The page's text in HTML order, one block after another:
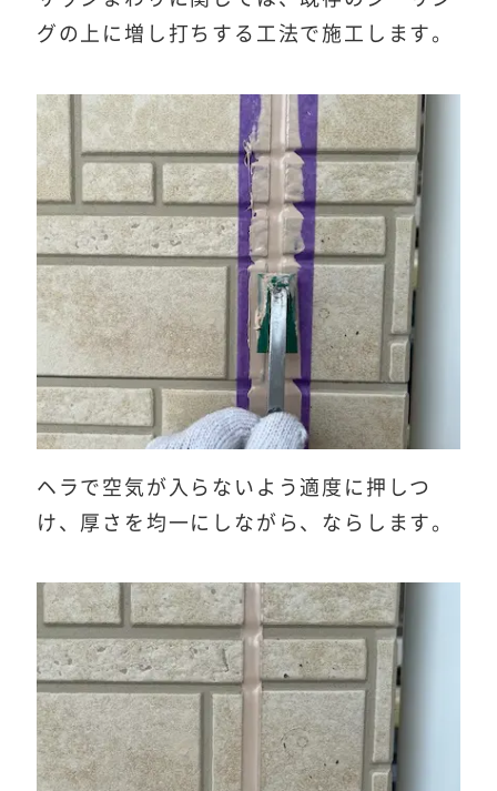
グの上に増し打ちする工法で施工します。
ヘラで空気が入らないよう適度に押しつ
け、厚さを均一にしながら、ならします。